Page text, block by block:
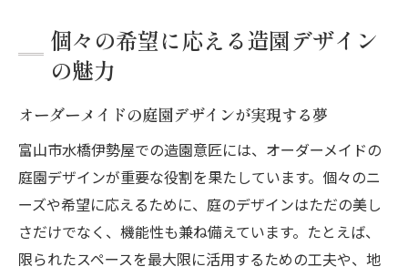
個々の希望に応える造園デザイン
の魅力
オーダーメイドの庭園デザインが実現する夢
富山市水橋伊勢屋での造園意匠には、オーダーメイドの
庭園デザインが重要な役割を果たしています。個々のニ
ーズや希望に応えるために、庭のデザインはただの美し
さだけでなく、機能性も兼ね備えています。たとえば、
限られたスペースを最大限に活用するための工夫や、地